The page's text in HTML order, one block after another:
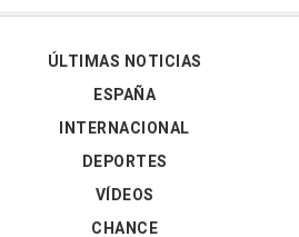
ÚLTIMAS NOTICIAS
ESPAÑA
INTERNACIONAL
DEPORTES
VÍDEOS
CHANCE